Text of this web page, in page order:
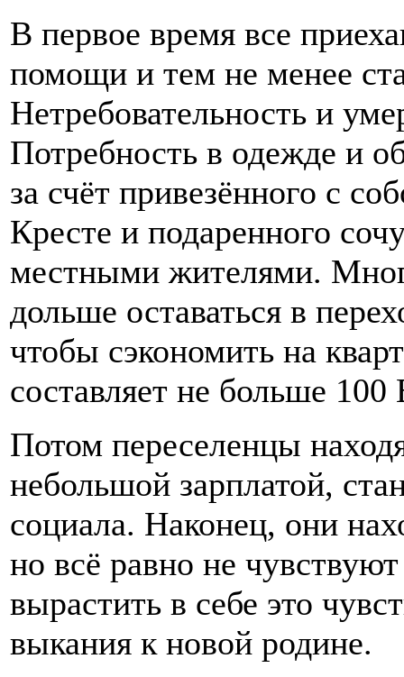
В первое время все
помощи и тем не менее
Нетребовательность и
Потребность в одежде и
за счёт привезённого с
Кресте и подаренного
местными жителями.
дольше оставаться в
чтобы сэкономить на
составляет не больше
Потом переселенцы
небольшой зарплатой,
социала. Наконец, они
но всё равно не
вырастить в себе это
выкания к новой родине.